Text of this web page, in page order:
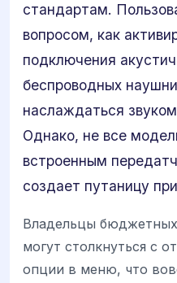
стандартам.
вопросом, как
подключения
беспроводных
наслаждаться
Однако, не все
встроенным
создает путаницу
Владельцы
могут столкнуться с
опции в меню, что